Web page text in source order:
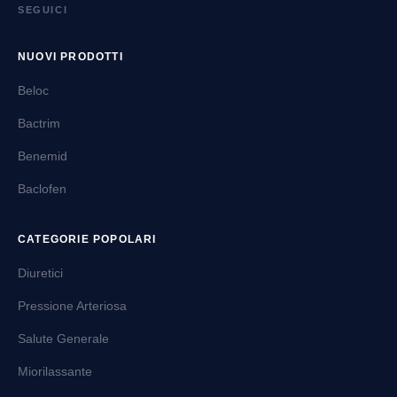
prevenzione secondaria dopo eventi ischemici e la
Alcuni farmaci sono impiegati per prevenire la formazione
altri migliorano la funzione di pompa del cuore o alleviano
la congestione legata alla ritenzione di liquidi. Esistono
e a situazioni che richiedono un controllo specifico dei
liquidi corporei.
a pi├╣ classi terapeutiche note: gli inibitori
recettore dellΓÇÖangiotensina per il controllo pressorio
(per esempio lisinopril, ramipril noto come Altace, o
ritmo (esempi noti sono Cardizem e Nimotop), gli
SEGUICI
NUOVI PRODOTTI
Beloc
Bactrim
Benemid
Baclofen
CATEGORIE POPOLARI
Diuretici
Pressione Arteriosa
Salute Generale
Miorilassante